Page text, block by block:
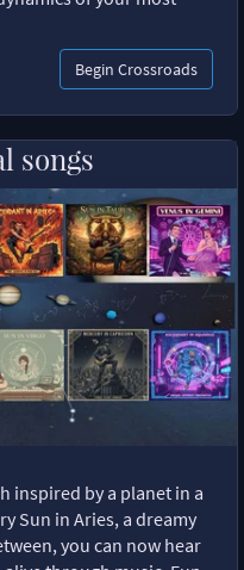
Begin Crossroads
songs
inspired by a planet in a
Sun in Aries, a dreamy
you can now hear